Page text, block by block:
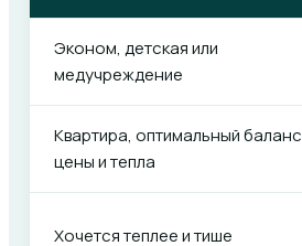
Эконом, детская или
медучреждение
Квартира, оптимальный баланс
цены и тепла
Хочется теплее и тише